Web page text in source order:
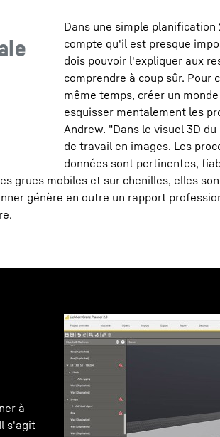
Dans une simple
compte qu'il est presque
dois pouvoir l'expliquer aux
comprendre à coup sûr. Pour
même temps, créer un
esquisser mentalement les
Andrew. "Dans le visuel 3D
de travail en images. Les
données sont pertinentes,
grues mobiles et sur chenilles, elles
génère en outre un rapport
à
s'agit